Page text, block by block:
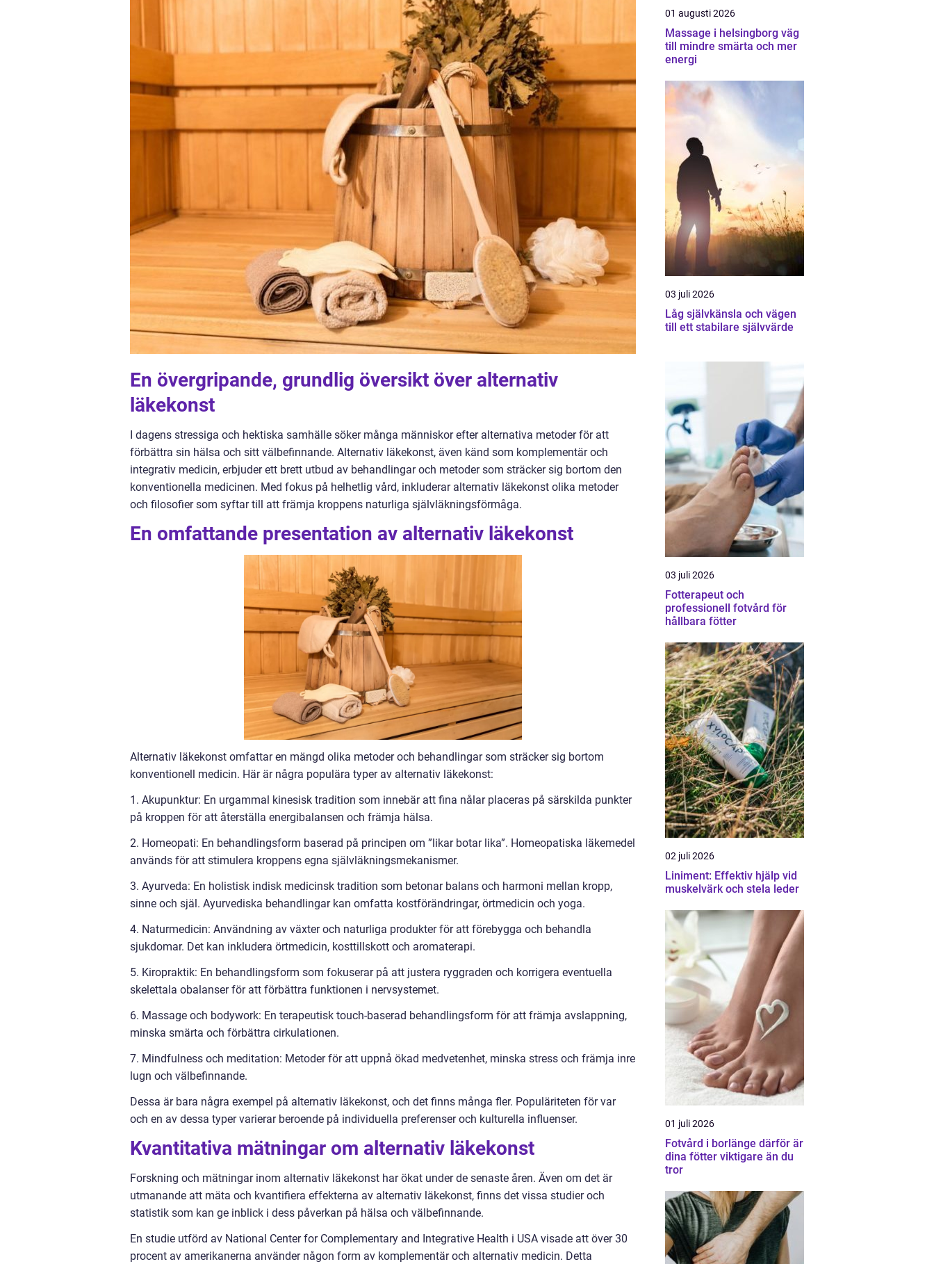
En övergripande, grundlig översikt över alternativ
läkekonst
I dagens stressiga och hektiska samhälle söker många människor efter alternativa metoder för att
förbättra sin hälsa och sitt välbefinnande. Alternativ läkekonst, även känd som komplementär och
integrativ medicin, erbjuder ett brett utbud av behandlingar och metoder som sträcker sig bortom den
konventionella medicinen. Med fokus på helhetlig vård, inkluderar alternativ läkekonst olika metoder
och filosofier som syftar till att främja kroppens naturliga självläkningsförmåga.
En omfattande presentation av alternativ läkekonst
Alternativ läkekonst omfattar en mängd olika metoder och behandlingar som sträcker sig bortom
konventionell medicin. Här är några populära typer av alternativ läkekonst:
1. Akupunktur: En urgammal kinesisk tradition som innebär att fina nålar placeras på särskilda punkter
på kroppen för att återställa energibalansen och främja hälsa.
2. Homeopati: En behandlingsform baserad på principen om ”likar botar lika”. Homeopatiska läkemedel
används för att stimulera kroppens egna självläkningsmekanismer.
3. Ayurveda: En holistisk indisk medicinsk tradition som betonar balans och harmoni mellan kropp,
sinne och själ. Ayurvediska behandlingar kan omfatta kostförändringar, örtmedicin och yoga.
4. Naturmedicin: Användning av växter och naturliga produkter för att förebygga och behandla
sjukdomar. Det kan inkludera örtmedicin, kosttillskott och aromaterapi.
5. Kiropraktik: En behandlingsform som fokuserar på att justera ryggraden och korrigera eventuella
skelettala obalanser för att förbättra funktionen i nervsystemet.
6. Massage och bodywork: En terapeutisk touch-baserad behandlingsform för att främja avslappning,
minska smärta och förbättra cirkulationen.
7. Mindfulness och meditation: Metoder för att uppnå ökad medvetenhet, minska stress och främja inre
lugn och välbefinnande.
Dessa är bara några exempel på alternativ läkekonst, och det finns många fler. Populäriteten för var
och en av dessa typer varierar beroende på individuella preferenser och kulturella influenser.
Kvantitativa mätningar om alternativ läkekonst
Forskning och mätningar inom alternativ läkekonst har ökat under de senaste åren. Även om det är
utmanande att mäta och kvantifiera effekterna av alternativ läkekonst, finns det vissa studier och
statistik som kan ge inblick i dess påverkan på hälsa och välbefinnande.
En studie utförd av National Center for Complementary and Integrative Health i USA visade att över 30
procent av amerikanerna använder någon form av komplementär och alternativ medicin. Detta
01 augusti 2026
Massage i helsingborg väg
till mindre smärta och mer
energi
03 juli 2026
Låg självkänsla och vägen
till ett stabilare självvärde
03 juli 2026
Fotterapeut och
professionell fotvård för
hållbara fötter
02 juli 2026
Liniment: Effektiv hjälp vid
muskelvärk och stela leder
01 juli 2026
Fotvård i borlänge därför är
dina fötter viktigare än du
tror